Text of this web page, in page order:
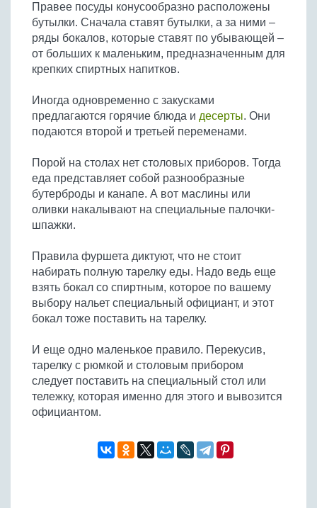
Правее посуды конусообразно расположены
бутылки. Сначала ставят бутылки, а за ними –
ряды бокалов, которые ставят по убывающей –
от больших к маленьким, предназначенным для
крепких спиртных напитков.
Иногда одновременно с закусками
предлагаются горячие блюда и десерты. Они
подаются второй и третьей переменами.
Порой на столах нет столовых приборов. Тогда
еда представляет собой разнообразные
бутерброды и канапе. А вот маслины или
оливки накалывают на специальные палочки-
шпажки.
Правила фуршета диктуют, что не стоит
набирать полную тарелку еды. Надо ведь еще
взять бокал со спиртным, которое по вашему
выбору нальет специальный официант, и этот
бокал тоже поставить на тарелку.
И еще одно маленькое правило. Перекусив,
тарелку с рюмкой и столовым прибором
следует поставить на специальный стол или
тележку, которая именно для этого и вывозится
официантом.